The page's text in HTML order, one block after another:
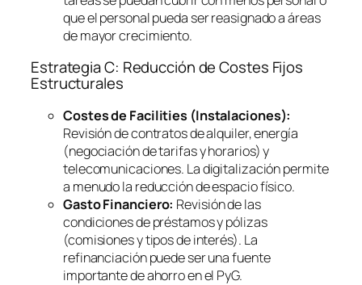
que el personal pueda ser reasignado a áreas
de mayor crecimiento.
Estrategia C: Reducción de Costes Fijos
Estructurales
Costes de Facilities (Instalaciones):
Revisión de contratos de alquiler, energía
(negociación de tarifas y horarios) y
telecomunicaciones. La digitalización permite
a menudo la reducción de espacio físico.
Gasto Financiero: Revisión de las
condiciones de préstamos y pólizas
(comisiones y tipos de interés). La
refinanciación puede ser una fuente
importante de ahorro en el PyG.